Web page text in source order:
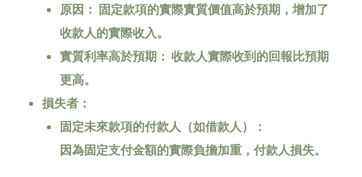
原因：
固定款項的實際實質價值高於預期，增加了
收款人的實際收入。
實質利率高於預期：收款人實際收到的回報比預期
更高。
損失者：
固定未來款項的付款人（如借款人）：
因為固定支付金額的實際負擔加重，付款人損失。